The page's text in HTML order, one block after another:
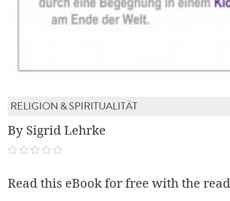
RELIGION & SPIRITUALITÄT
By Sigrid Lehrke
Read this eBook for free with the